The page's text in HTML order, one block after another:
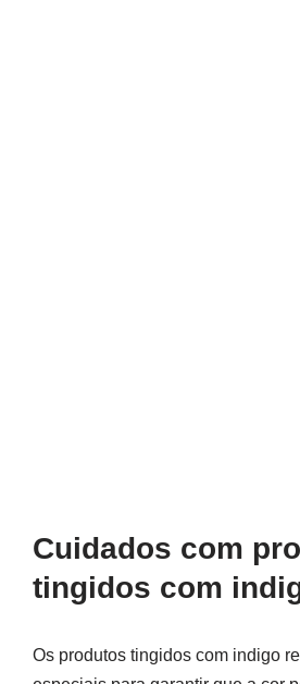
Cuidados com
tingidos com
Os produtos tingidos com indigo